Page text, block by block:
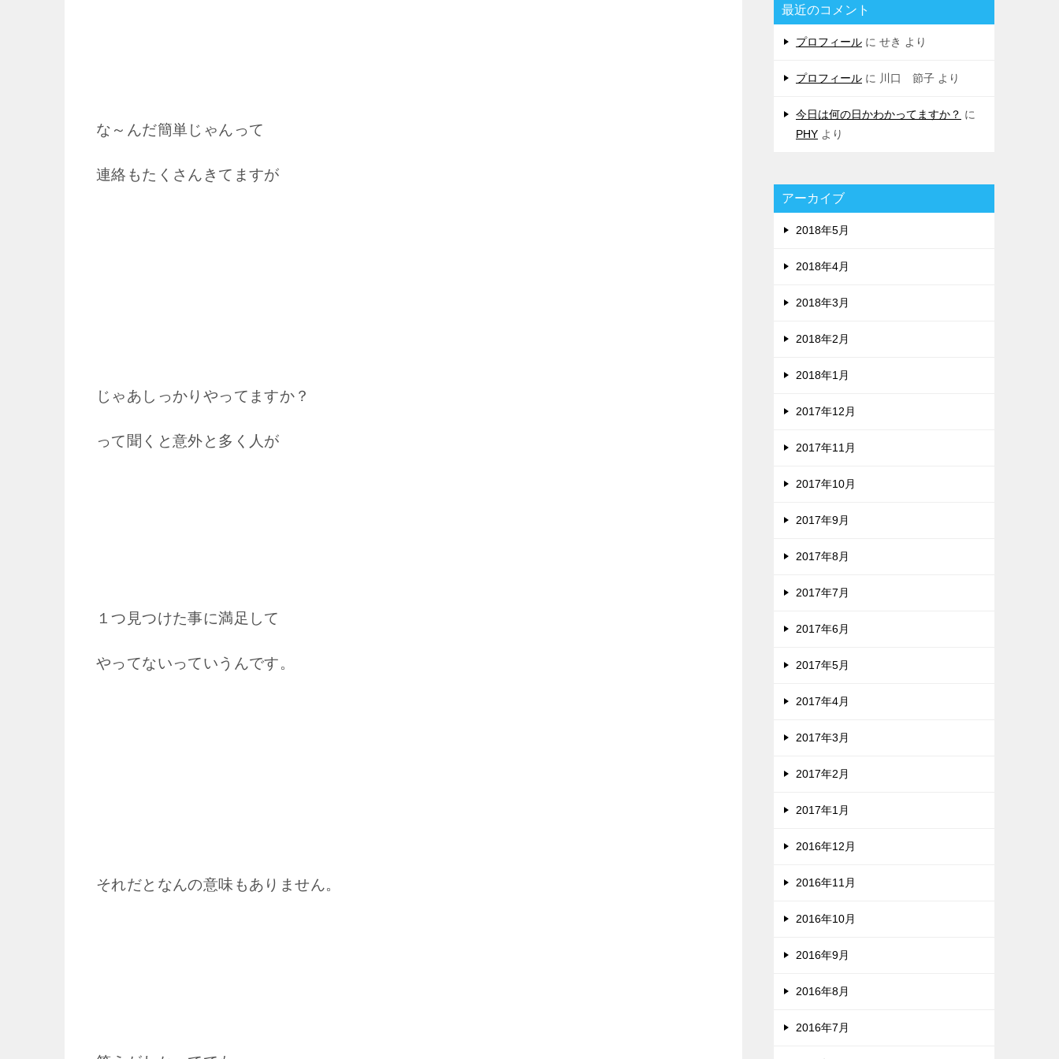
な～んだ簡単じゃんって
連絡もたくさんきてますが
じゃあしっかりやってますか？
って聞くと意外と多く人が
１つ見つけた事に満足して
やってないっていうんです。
それだとなんの意味もありません。
最近のコメント
プロフィール に せき より
プロフィール に 川口 節子 より
今日は何の日かわかってますか？ に
PHY より
アーカイブ
2018年5月
2018年4月
2018年3月
2018年2月
2018年1月
2017年12月
2017年11月
2017年10月
2017年9月
2017年8月
2017年7月
2017年6月
2017年5月
2017年4月
2017年3月
2017年2月
2017年1月
2016年12月
2016年11月
2016年10月
2016年9月
2016年8月
2016年7月